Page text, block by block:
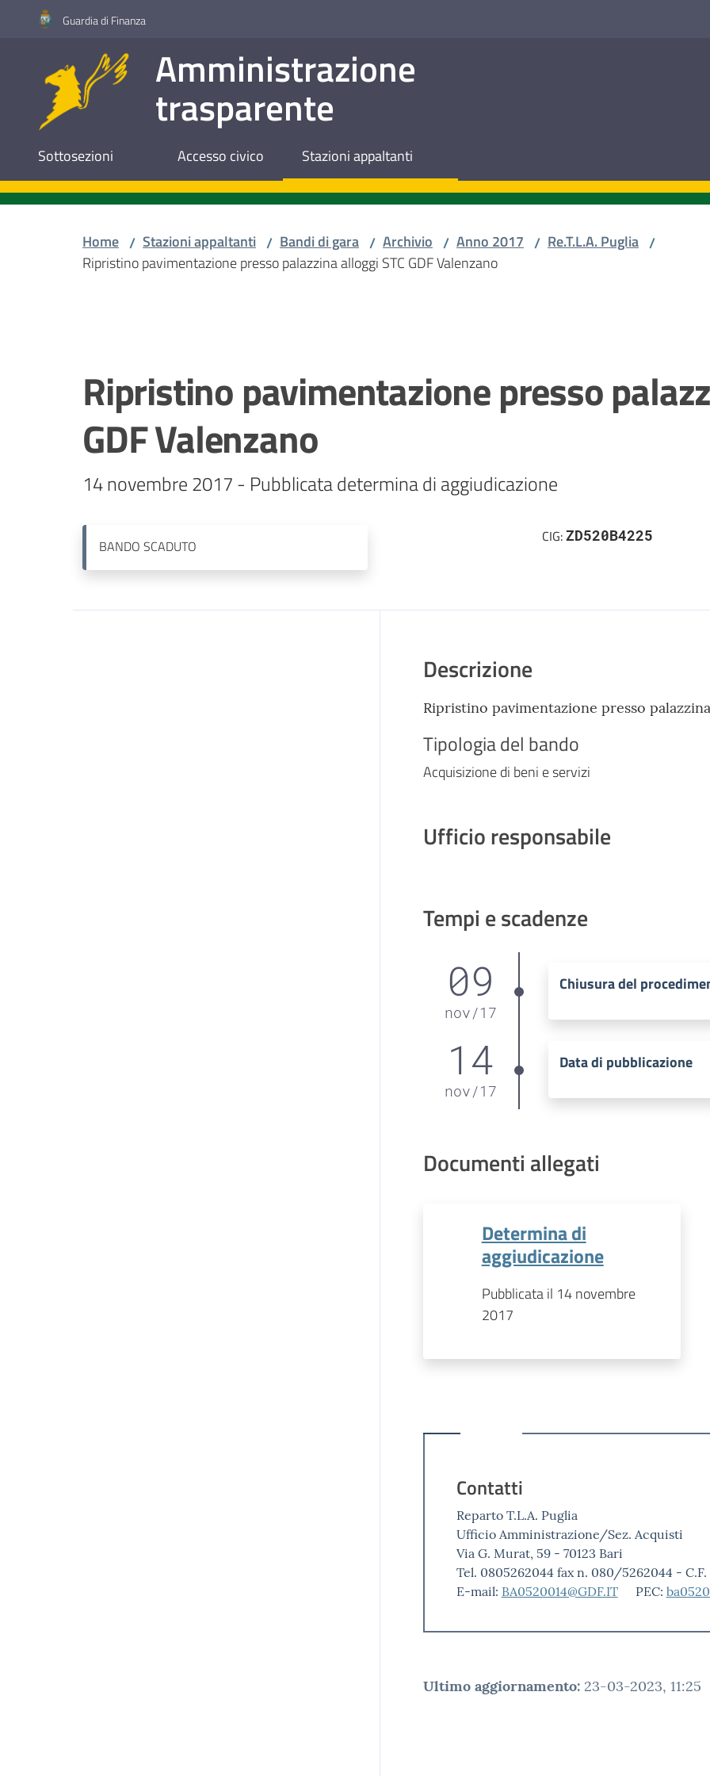
Vai al contenuto
Vai alla navigazione
Vai al footerGuardia di Finanza
Amministrazione
trasparente
Sottosezioni Accesso civico Stazioni appaltanti
Home / Stazioni appaltanti / Bandi di gara / Archivio / Anno 2017 / Re.T.L.A. Puglia /
Ripristino pavimentazione presso palazzina alloggi STC GDF Valenzano
Ripristino pavimentazione presso
GDF Valenzano
14 novembre 2017 - Pubblicata determina di aggiudicazione
BANDO SCADUTO
CIG:ZD520B4225
Descrizione
Ripristino pavimentazione presso
Tipologia del bando
Acquisizione di beni e servizi
Ufficio responsabile
Tempi e scadenze
09
nov/17
Chiusura del
14
nov/17
Data di pubblicazione
Documenti allegati
Determina di
aggiudicazione
Pubblicata il 14 novembre
2017
Contatti
Reparto T.L.A. Puglia
Ufficio Amministrazione/Sez. Acquisti
Via G. Murat, 59 - 70123 Bari
Tel. 0805262044 fax n. 080/5262044 - C.F.
E-mail: BA0520014@GDF.IT PEC:
Ultimo aggiornamento: 23-03-2023, 11:25